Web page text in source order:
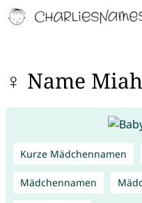
♀ Name Miah
Kurze Mädchennamen
Mädchennamen